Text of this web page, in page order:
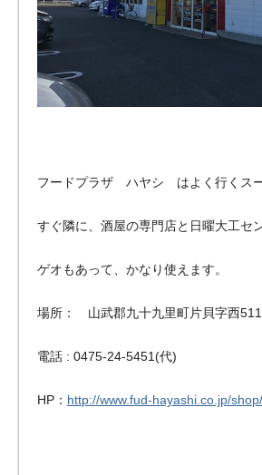
フードプラザ ハヤシ はよく行くスー
すぐ隣に、酒屋の専門店と日曜大工セ
ゲオもあって、かなり使えます。
場所： 山武郡九十九里町片貝字西
電話 : 0475-24-5451(代)
HP： http://www.fud-hayashi.co.jp/